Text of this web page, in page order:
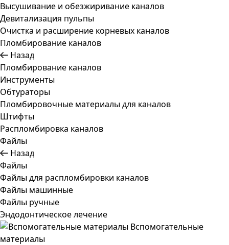
Высушивание и обезжиривание каналов
Девитализация пульпы
Очистка и расширение корневых каналов
Пломбирование каналов
Назад
Пломбирование каналов
Инструменты
Обтураторы
Пломбировочные материалы для каналов
Штифты
Распломбировка каналов
Файлы
Назад
Файлы
Файлы для распломбировки каналов
Файлы машинные
Файлы ручные
Эндодонтическое лечение
Вспомогательные
материалы